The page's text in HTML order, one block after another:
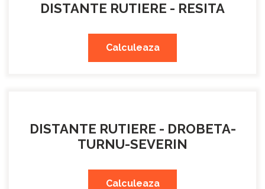
DISTANTE RUTIERE - RESITA
Calculeaza
DISTANTE RUTIERE - DROBETA-
TURNU-SEVERIN
Calculeaza